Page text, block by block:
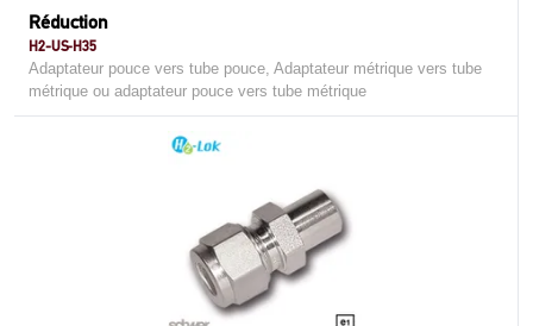
Réduction
H2-US-H35
Adaptateur pouce vers tube pouce, Adaptateur métrique vers tube
métrique ou adaptateur pouce vers tube métrique